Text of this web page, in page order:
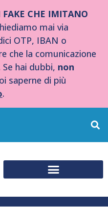
CHE IMITANO
mai via
OTP, IBAN o
che la comunicazione
Se hai dubbi, non
saperne di più
.